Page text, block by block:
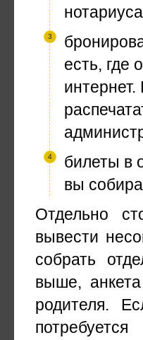
есть, где
билеты в
вы
Отдельно
вывести
собрать
выше,
родителя.